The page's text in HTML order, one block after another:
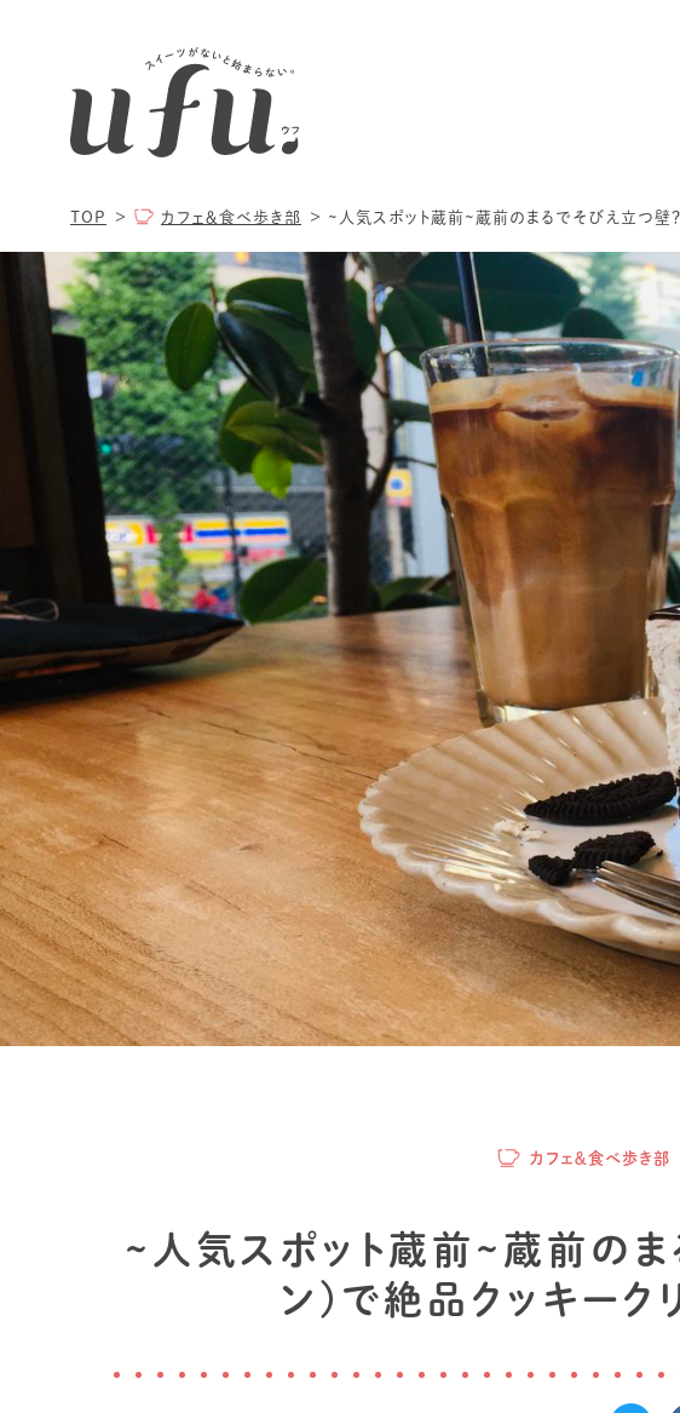
TOP カフェ＆食べ歩き部 ~人気スポット蔵前~蔵前のまるでそびえ立つ壁？
カフェ＆食べ歩き部
~人気スポット蔵前~蔵前のま
ン)で絶品クッキーク